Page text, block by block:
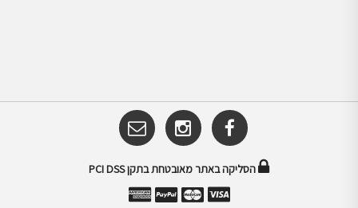
הסליקה באתר מאובטחת בתקן PCI DSS